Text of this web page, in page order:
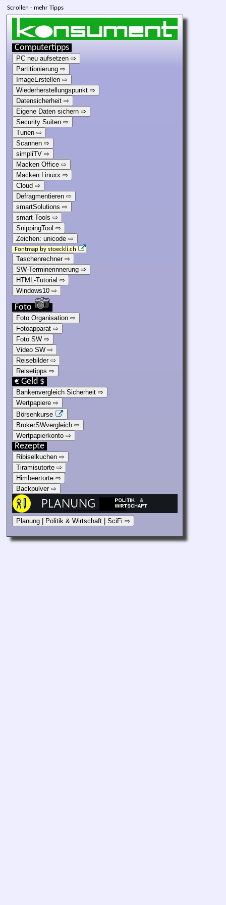
Scrollen - mehr Tipps
Computertipps
PC neu aufsetzen ⇨
Partitionierung ⇨
ImageErstellen ⇨
Wiederher­stellungspunkt ⇨
Datensicherheit ⇨
Eigene Daten sichern ⇨
Security Suiten ⇨
Tunen ⇨
Scannen ⇨
simpliTV ⇨
Macken Office ⇨
Macken Linuxx ⇨
Cloud ⇨
Defragmentieren ⇨
smartSolutions ⇨
smart Tools ⇨
SnippingTool ⇨
Zeichen: unicode ⇨
Fontmap by stoeckli.ch
Taschenrechner ⇨
SW-Terminerinnerung ⇨
HTML-Tutorial ⇨
Windows10 ⇨
Foto
Foto Organisation ⇨
Fotoapparat ⇨
Foto SW ⇨
Video SW ⇨
Reisebilder ⇨
Reisetipps ⇨
€ Geld $
Bankenvergleich Sicherheit ⇨ .
Wertpapiere ⇨
Börsenkurse
BrokerSWvergleich ⇨
Wertpapierkonto ⇨
Rezepte
Ribiselkuchen ⇨
Tiramisutorte ⇨
Himbeertorte ⇨
Backpulver ⇨
Planung | Politik & Wirtschaft | SciFi ⇨